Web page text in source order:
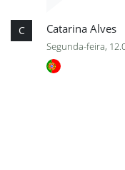
C Catarina Alves
Segunda-feira,